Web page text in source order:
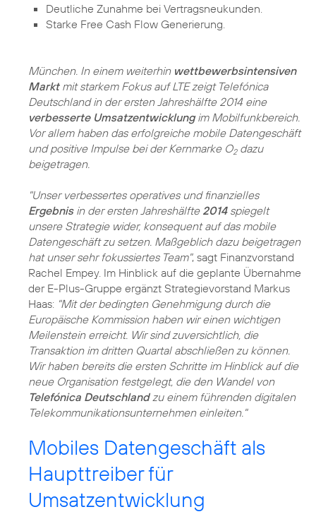
Deutliche Zunahme bei Vertragsneukunden.
Starke Free Cash Flow Generierung.
München. In einem weiterhin wettbewerbsintensiven
Marktmit starkem Fokus auf LTE zeigt Telefónica
Deutschland in der ersten Jahreshälfte 2014 eine
verbesserte Umsatzentwicklungim Mobilfunkbereich.
Vor allem haben das erfolgreiche mobile Datengeschäft
und positive Impulse bei der Kernmarke O2dazu
beigetragen.
"Unser verbessertes operatives und finanzielles
Ergebnisin der ersten Jahreshälfte 2014spiegelt
unsere Strategie wider, konsequent auf das mobile
Datengeschäft zu setzen. Maßgeblich dazu beigetragen
hat unser sehr fokussiertes Team", sagt Finanzvorstand
Rachel Empey. Im Hinblick auf die geplante Übernahme
der E-Plus-Gruppe ergänzt Strategievorstand Markus
Haas: "Mit der bedingten Genehmigung durch die
Europäische Kommission haben wir einen wichtigen
Meilenstein erreicht. Wir sind zuversichtlich, die
Transaktion im dritten Quartal abschließen zu können.
Wir haben bereits die ersten Schritte im Hinblick auf die
neue Organisation festgelegt, die den Wandel von
Telefónica Deutschlandzu einem führenden digitalen
Telekommunikationsunternehmen einleiten."
Mobiles Datengeschäft als
Haupttreiber für
Umsatzentwicklung